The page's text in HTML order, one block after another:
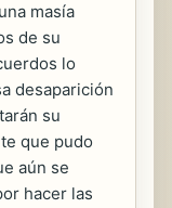
masía
de su
lo
desaparición
su
que pudo
aún se
hacer las